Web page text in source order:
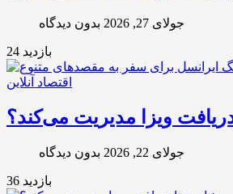
جولای 27, 2026 بدون دیدگاه
بازدید 24
اقتصاد آنلاین
ویزا مدیریت می‌کند؟
جولای 22, 2026 بدون دیدگاه
بازدید 36